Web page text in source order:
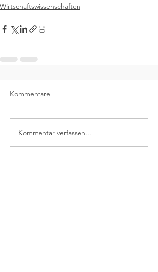
Wirtschaftswissenschaften
Kommentare
Kommentar verfassen...